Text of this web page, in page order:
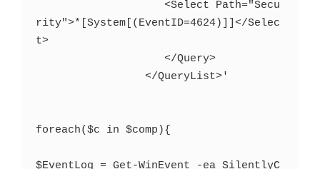
rity">*[System[(EventID=4624)]]</Selec
t>
foreach($c in $comp){
$EventLog = Get-WinEvent -ea SilentlyC